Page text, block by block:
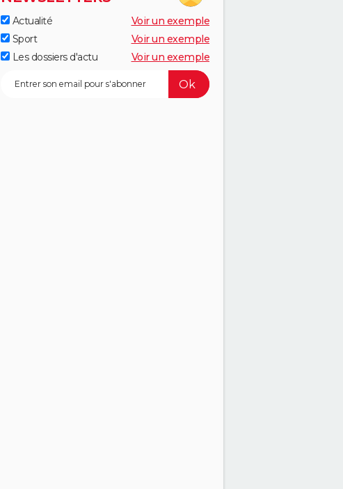
Actualité
Voir un exemple
Sport
Voir un exemple
Les dossiers d'actu
Voir un exemple